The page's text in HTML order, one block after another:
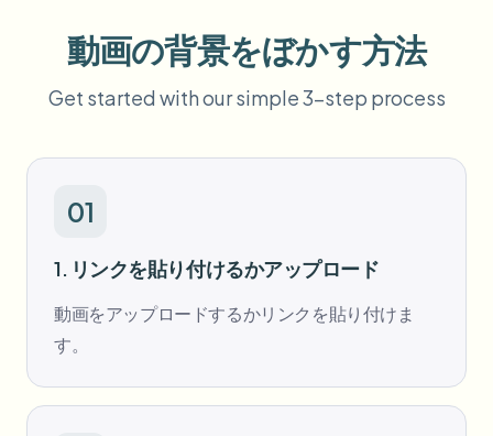
ビデオインテリジェンス
一括動画ぼかし
一括ナンバープレートぼかし
フリート、ドライブレコーダー、駐車場を大規模に
企業ゾーン、ポリシー、レビュー
API & SDK
アップロード、ジョブ、ウェブフックを自動化
お問い合わせフォーム
動画の背景をぼかす方法
Get started with our simple 3-step process
01
1. リンクを貼り付けるかアップロード
動画をアップロードするかリンクを貼り付けま
す。